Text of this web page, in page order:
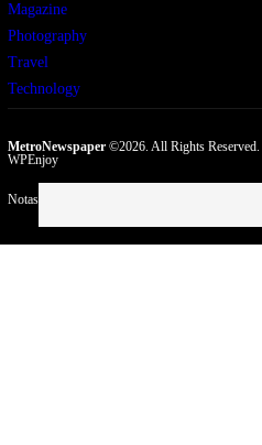
Magazine
Photography
Travel
Technology
MetroNewspaper©2026. All Rights Reserved.
WPEnjoy
Notas